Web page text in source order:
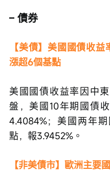
– 債券
【美債】美國國債收
漲超6個基點
美國國債收益率因中
盤，美國10年期國債
4.4084%；美國两年
點，報3.9452%。
【非美債市】歐洲主要